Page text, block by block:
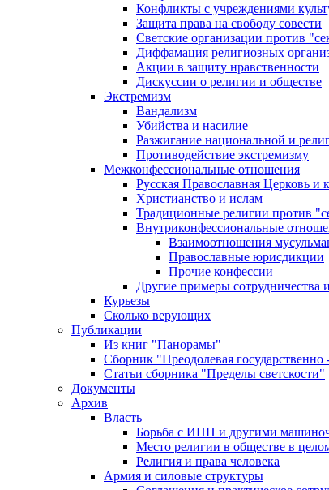
Конфликты с учреждениями
Защита права на свободу совести
Светские организации против
Диффамация религиозных
Акции в защиту нравственности
Дискуссии о религии и обществе
Экстремизм
Вандализм
Убийства и насилие
Разжигание национальной и
Противодействие экстремизму
Межконфессиональные отношения
Русская Православная Церковь и
Христианство и ислам
Традиционные религии против
Внутриконфессиональные
Взаимоотношения
Православные юрисдикции
Прочие конфессии
Другие примеры сотрудничества
Курьезы
Сколько верующих
Публикации
Из книг "Панорамы"
Сборник "Преодолевая
Статьи сборника "Пределы светскости"
Документы
Архив
Власть
Борьба с ИНН и другими
Место религии в обществе в
Религия и права человека
Армия и силовые структуры